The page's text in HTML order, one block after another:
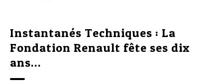
Instantanés Techniques : La
Fondation Renault fête ses dix
ans…